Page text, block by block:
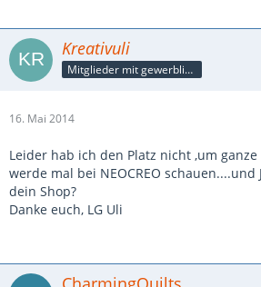
Kreativuli
Mitglieder mit gewerblicher Verbindung, auch als Mitarbeiter/in
16. Mai 2014
Leider hab ich den Platz nicht ,um
werde mal bei NEOCREO
dein Shop?
Danke euch, LG Uli